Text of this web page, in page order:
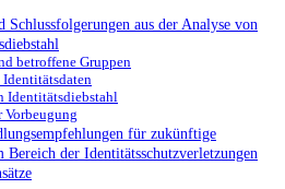
⁤Schlussfolgerungen aus der ⁢Analyse von
betroffene Gruppen
Identitätsdiebstahl‌
‌für zukünftige
Bereich der Identitätsschutzverletzungen